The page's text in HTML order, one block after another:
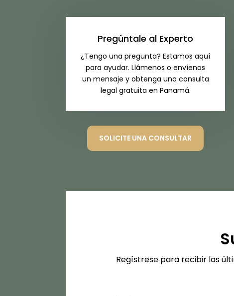
Pregúntale al Experto
¿Tengo una pregunta? Estamos aquí
para ayudar. Llámenos o envíenos
un mensaje y obtenga una consulta
legal gratuita en Panamá.
SOLICITE UNA CONSULTAR
Regístrese para recibir las